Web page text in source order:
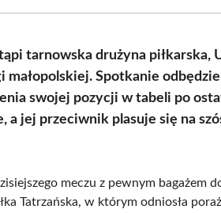
tarnowska drużyna
małopolskiej. Spotkanie
swojej pozycji w tabeli po
a jej przeciwnik plasuje się na
meczu z pewnym bagażem
Tatrzańska, w którym odniosła